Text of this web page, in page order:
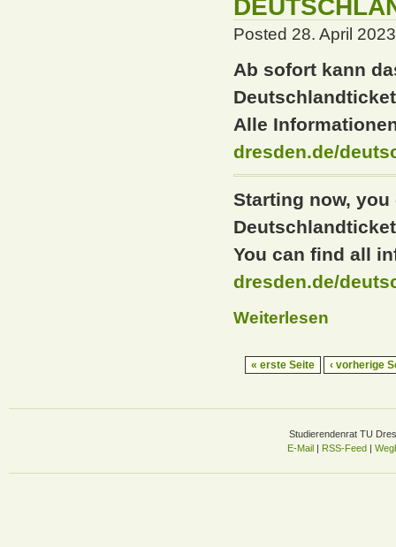
Posted 28. April
Ab sofort kann
Alle
dresden.de/
Starting now,
You can find all
dresden.de/
Weiterlesen
« erste Seite ‹ vorherige
Studierendenrat TU
E-Mail| RSS-Feed|